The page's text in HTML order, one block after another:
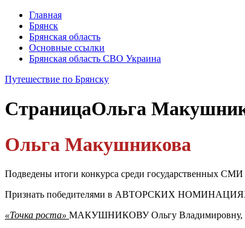
Главная
Брянск
Брянская область
Основные ссылки
Брянская область СВО Украина
Путешествие по Брянску
СтраницаОльга
Ольга Макушникова
Подведены итоги конкурса среди государственных
Признать победителями в АВТОРСКИХ
«Точка роста» МАКУШНИКОВУ Ольгу Владимировну,